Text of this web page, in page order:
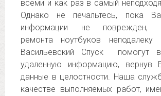
всеми и как раз в самый
Однако не печальтесь, пока
информации не поврежден,
ремонта ноутбуков
Васильевский Спуск помогут
удаленную информацию, вернув
данные в целостности. Наша
качестве выполняемых работ,